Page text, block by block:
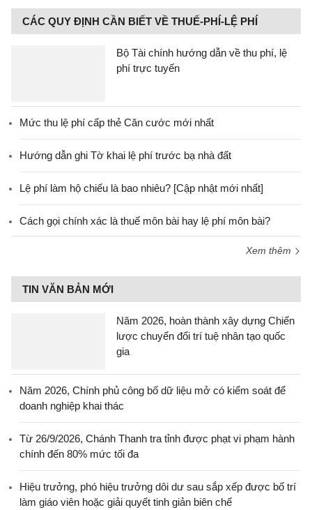
CÁC QUY ĐỊNH CẦN BIẾT VỀ THUẾ-PHÍ-LỆ PHÍ
Bộ Tài chính hướng dẫn về thu phí, lệ
phí trực tuyến
Mức thu lệ phí cấp thẻ Căn cước mới nhất
Hướng dẫn ghi Tờ khai lệ phí trước bạ nhà đất
Lệ phí làm hộ chiếu là bao nhiêu? [Cập nhật mới nhất]
Cách gọi chính xác là thuế môn bài hay lệ phí môn bài?
Xem thêm
TIN VĂN BẢN MỚI
Năm 2026, hoàn thành xây dựng Chiến
lược chuyển đổi trí tuệ nhân tạo quốc
gia
Năm 2026, Chính phủ công bố dữ liệu mở có kiểm soát để
doanh nghiệp khai thác
Từ 26/9/2026, Chánh Thanh tra tỉnh được phạt vi phạm hành
chính đến 80% mức tối đa
Hiệu trưởng, phó hiệu trưởng dôi dư sau sắp xếp được bố trí
làm giáo viên hoặc giải quyết tinh giản biên chế